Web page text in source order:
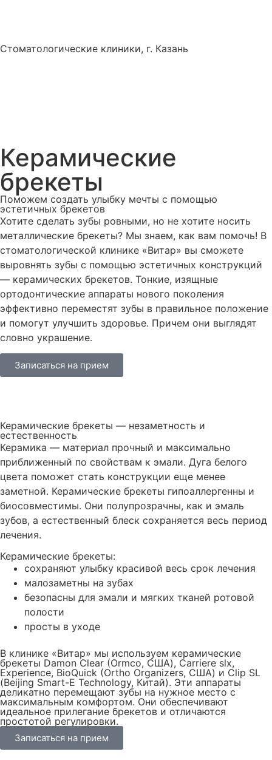
Стоматологические клиники, г. Казань
Керамические
брекеты
Поможем создать улыбку мечты с помощью
эстетичных брекетов
Хотите сделать зубы ровными, но не хотите носить
металлические брекеты? Мы знаем, как вам помочь! В
стоматологической клинике «Витар» вы сможете
выровнять зубы с помощью эстетичных конструкций
— керамических брекетов. Тонкие, изящные
ортодонтические аппараты нового поколения
эффективно переместят зубы в правильное положение
и помогут улучшить здоровье. Причем они выглядят
словно украшение.
Записаться на прием
Керамические брекеты — незаметность и
естественность
Керамика — материал прочный и максимально
приближенный по свойствам к эмали. Дуга белого
цвета поможет стать конструкции еще менее
заметной. Керамические брекеты гипоаллергенны и
биосовместимы. Они полупрозрачны, как и эмаль
зубов, а естественный блеск сохраняется весь период
лечения.
Керамические брекеты:
сохраняют улыбку красивой весь срок лечения
малозаметны на зубах
безопасны для эмали и мягких тканей ротовой
полости
просты в уходе
В клинике «Витар» мы используем керамические
брекеты Damon Clear (Ormco, США), Carriere slx,
Experience, BioQuick (Ortho Organizers, США) и Clip SL
(Beijing Smart-E Technology, Китай). Эти аппараты
деликатно перемещают зубы на нужное место с
максимальным комфортом. Они обеспечивают
идеальное прилегание брекетов и отличаются
простотой регулировки.
Записаться на прием